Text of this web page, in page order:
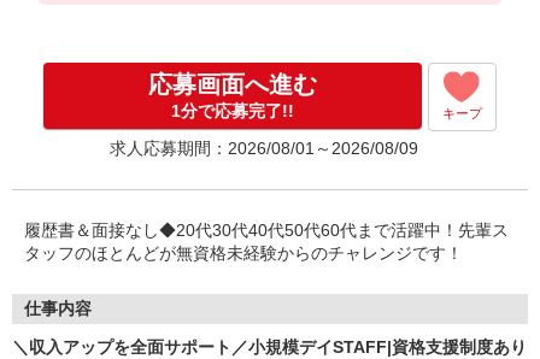
応募画面へ進む
1分で応募完了!! キープ
求人応募期間：2026/08/01～2026/08/09
履歴書＆面接なし◆20代30代40代50代60代まで活躍中！先輩ス
タッフのほとんどが無資格未経験からのチャレンジです！
仕事内容
＼収入アップを全面サポート／小規模デイSTAFF|資格支援制度あり